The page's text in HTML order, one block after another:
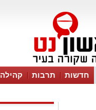
חדשות תרבות קהילה